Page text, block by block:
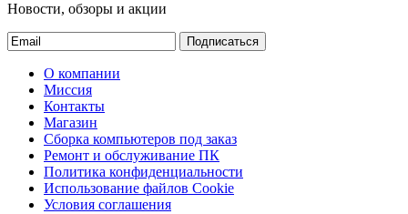
Новости, обзоры и акции
Подписаться
О компании
Миссия
Контакты
Магазин
Сборка компьютеров под заказ
Ремонт и обслуживание ПК
Политика конфиденциальности
Использование файлов Cookie
Условия соглашения